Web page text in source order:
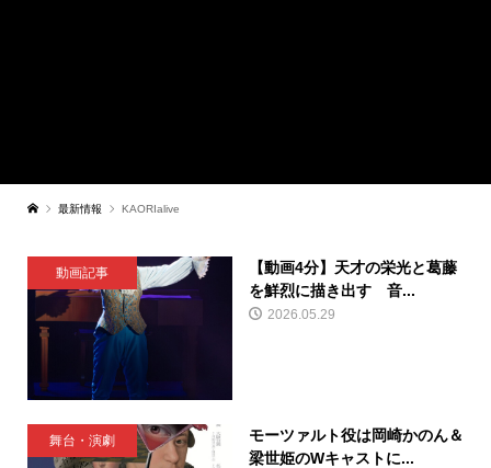
最新情報 KAORIalive
動画記事
【動画4分】天才の栄光と葛藤
を鮮烈に描き出す 音...
2026.05.29
舞台・演劇
モーツァルト役は岡崎かのん＆
梁世姫のWキャストに...